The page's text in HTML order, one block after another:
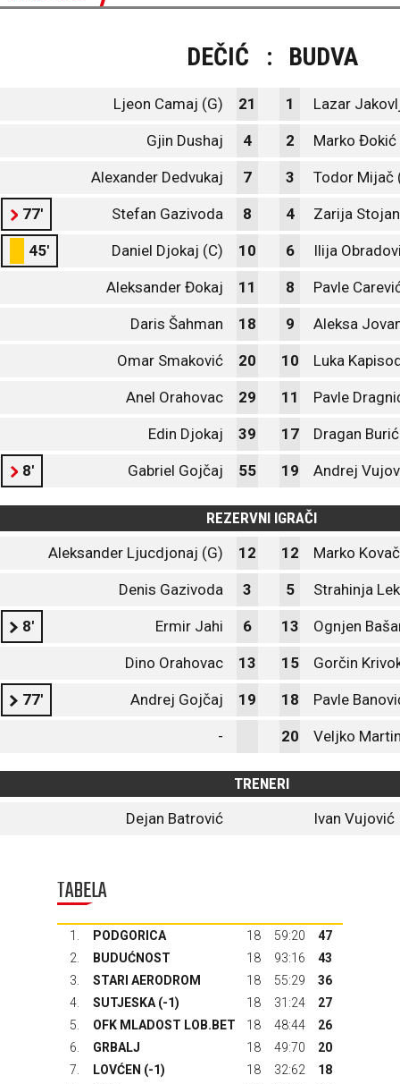
DEČIĆ : BUDVA
Ljeon Camaj (G) 21 1 Lazar
Gjin Dushaj 4 2 Marko Đokić
Alexander Dedvukaj 7 3 Todor Mijač
77' Stefan Gazivoda 8 4 Zarija
45' Daniel Djokaj (C) 10 6 Ilija
Aleksander Đokaj 11 8 Pavle
Daris Šahman 18 9 Aleksa
Omar Smaković 20 10 Luka
Anel Orahovac 29 11 Pavle
Edin Djokaj 39 17 Dragan Burić
8' Gabriel Gojčaj 55 19 Andrej
REZERVNI IGRAČI
Aleksander Ljucdjonaj (G)
12 12 Marko
Denis Gazivoda 3 5 Strahinja
8' Ermir Jahi 6 13 Ognjen
Dino Orahovac 13 15 Gorčin
77' Andrej Gojčaj 19 18 Pavle
- 20 Veljko
TRENERI
Dejan Batrović
Ivan Vujović
TABELA
1. PODGORICA 18 59:20
47
2.
BUDUĆNOST 18 93:16
43
3.
STARI AERODROM 18 55:29
36
4.
SUTJESKA (-1) 18 31:24
27
5.
OFK MLADOST LOB.BET 18 48:44
26
6.
GRBALJ 18 49:70
20
7.
LOVĆEN (-1) 18 32:62
18